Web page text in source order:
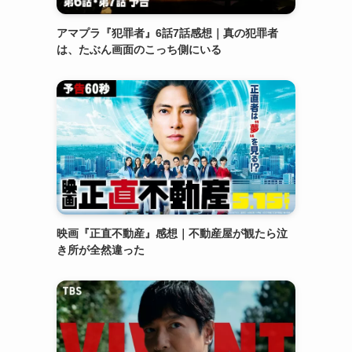
アマプラ『犯罪者』6話7話感想｜真の犯罪者
は、たぶん画面のこっち側にいる
映画『正直不動産』感想｜不動産屋が観たら泣
き所が全然違った